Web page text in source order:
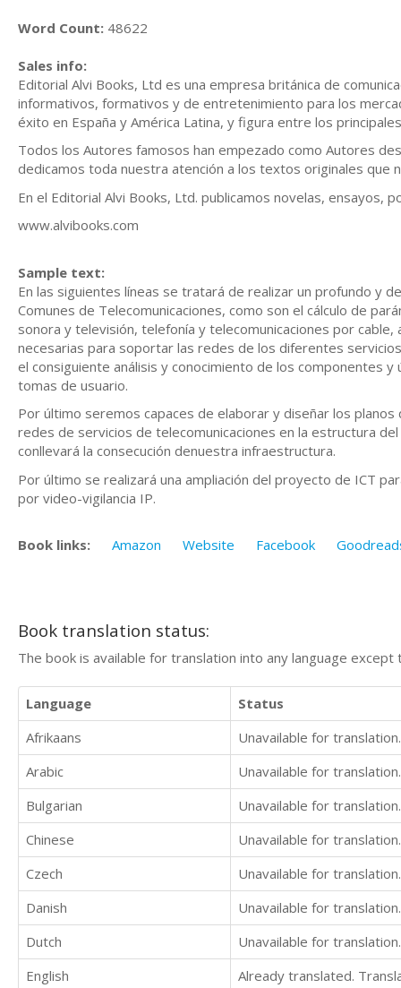
Word Count: 48622
Sales info:
Editorial Alvi Books, Ltd es una empresa británica de
informativos, formativos y de entretenimiento para los
éxito en España y América Latina, y figura entre los
Todos los Autores famosos han empezado como Autores
dedicamos toda nuestra atención a los textos originales que
En el Editorial Alvi Books, Ltd. publicamos novelas, ensayos,
www.alvibooks.com
Sample text:
En las siguientes líneas se tratará de realizar un profundo y
Comunes de Telecomunicaciones, como son el cálculo de
sonora y televisión, telefonía y telecomunicaciones por
necesarias para soportar las redes de los diferentes
el consiguiente análisis y conocimiento de los componentes
tomas de usuario.
Por último seremos capaces de elaborar y diseñar los
redes de servicios de telecomunicaciones en la estructura
conllevará la consecución denuestra infraestructura.
Por último se realizará una ampliación del proyecto de ICT
por video-vigilancia IP.
Book links: Amazon Website Facebook
Book translation status:
The book is available for translation into any language
Language
Status
Afrikaans
Unavailable for translation.
Arabic
Unavailable for translation.
Bulgarian
Unavailable for translation.
Chinese
Unavailable for translation.
Czech
Unavailable for translation.
Danish
Unavailable for translation.
Dutch
Unavailable for translation.
English
Already translated.